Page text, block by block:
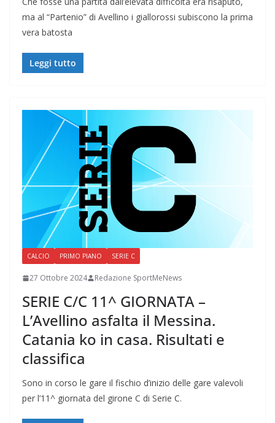
ma al “Partenio” di Avellino i giallorossi subiscono la prima
vera batosta
Leggi tutto
CALCIO PRIMO PIANO SERIE C
27 Ottobre 2024 Redazione SportMeNews
SERIE C/C 11^ GIORNATA –
L’Avellino asfalta il Messina.
Catania ko in casa. Risultati e
classifica
Sono in corso le gare il fischio d’inizio delle gare valevoli
per l’11^ giornata del girone C di Serie C.